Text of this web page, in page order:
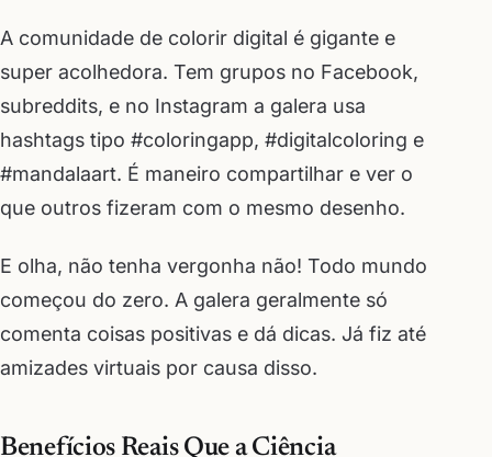
A comunidade de colorir digital é gigante e
super acolhedora. Tem grupos no Facebook,
subreddits, e no Instagram a galera usa
hashtags tipo #coloringapp, #digitalcoloring e
#mandalaart. É maneiro compartilhar e ver o
que outros fizeram com o mesmo desenho.
E olha, não tenha vergonha não! Todo mundo
começou do zero. A galera geralmente só
comenta coisas positivas e dá dicas. Já fiz até
amizades virtuais por causa disso.
Benefícios Reais Que a Ciência